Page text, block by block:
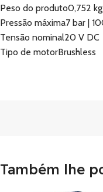
Peso do produto0,752 kg
Pressão máxima7 bar |
Tensão nominal20 V DC
Tipo de motorBrushless
Também lhe